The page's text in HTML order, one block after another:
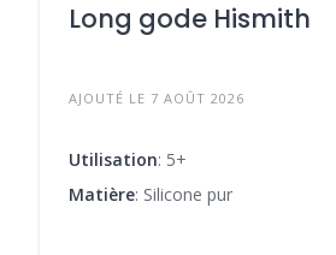
Long gode Hismith
AJOUTÉ LE 7 AOÛT 2026
Utilisation: 5+
Matière: Silicone pur